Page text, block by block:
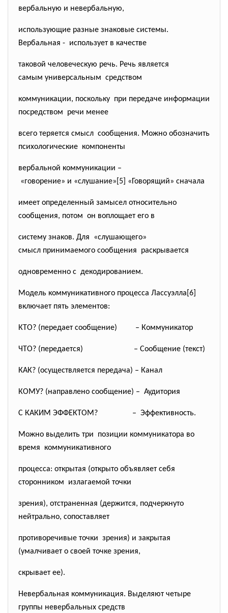
вербальную и невербальную,
использующие разные знаковые системы.
Вербальная - использует в качестве
таковой человеческую речь. Речь является
самым универсальным средством
коммуникации, поскольку при передаче информации
посредством речи менее
всего теряется смысл сообщения. Можно обозначить
психологические компоненты
вербальной коммуникации –
«говорение» и «слушание»[5] «Говорящий» сначала
имеет определенный замысел относительно
сообщения, потом он воплощает его в
систему знаков. Для «слушающего»
смысл принимаемого сообщения раскрывается
одновременно с декодированием.
Модель коммуникативного процесса Лассуэлла[6]
включает пять элементов:
КТО? (передает сообщение) – Коммуникатор
ЧТО? (передается) – Сообщение (текст)
КАК? (осуществляется передача) – Канал
КОМУ? (направлено сообщение) – Аудитория
С КАКИМ ЭФФЕКТОМ? – Эффективность.
Можно выделить три позиции коммуникатора во
время коммуникативного
процесса: открытая (открыто объявляет себя
сторонником излагаемой точки
зрения), отстраненная (держится, подчеркнуто
нейтрально, сопоставляет
противоречивые точки зрения) и закрытая
(умалчивает о своей точке зрения,
скрывает ее).
Невербальная коммуникация. Выделяют четыре
группы невербальных средств